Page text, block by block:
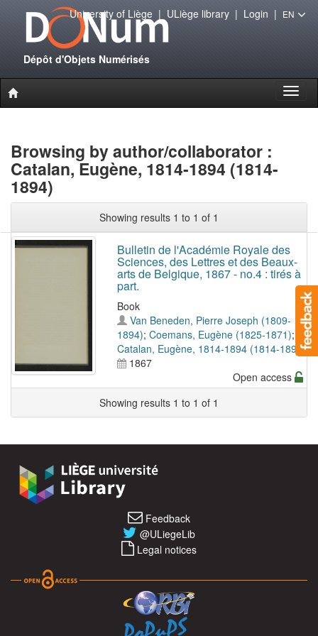
Dépôt d'Objets Numérisés
University of Liège| ULiège library| Login | EN
Browsing by author/collaborator :
Catalan, Eugène, 1814-1894 (1814-
1894)
Showing results 1 to 1 of 1
Bulletin de l'Académie Royale des
Sciences, des Lettres et des Beaux-
arts de Belgique, 1867 - no.4 : tirés à
part.
Book
Van Beneden, Pierre Joseph (1809-
1894); Coemans, Eugène (1825-1871);
Catalan, Eugène, 1814-1894 (1814-1894)
1867
Open access
Showing results 1 to 1 of 1
Feedback
@ULiegeLib
Legal notices